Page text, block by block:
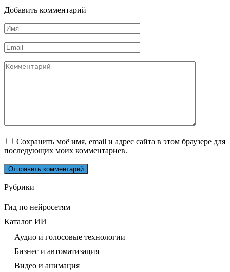
Добавить комментарий
Имя
*
Email
*
Комментарий
Сохранить моё имя, email и адрес сайта в этом браузере для
последующих моих комментариев.
Рубрики
Гид по нейросетям
Каталог ИИ
Аудио и голосовые технологии
Бизнес и автоматизация
Видео и анимация